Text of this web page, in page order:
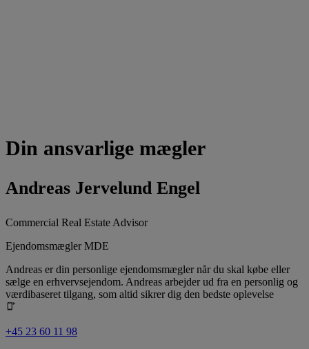
Din ansvarlige mægler
Andreas Jervelund Engel
Commercial Real Estate Advisor
Ejendomsmægler MDE
Andreas er din personlige ejendomsmægler når du skal købe eller
sælge en erhvervsejendom. Andreas arbejder ud fra en personlig og
værdibaseret tilgang, som altid sikrer dig den bedste oplevelse
+45 23 60 11 98